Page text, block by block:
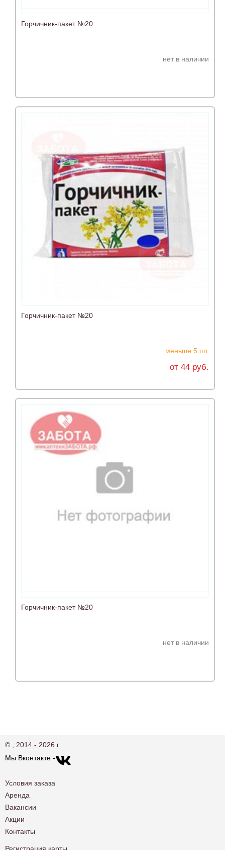
Горчичник-пакет №20
нет в наличии
Горчичник-пакет №20
меньше 5 шт.
от 44 руб.
Горчичник-пакет №20
нет в наличии
© , 2014 - 2026 г.
Мы Вконтакте -
Условия заказа
Аренда
Вакансии
Акции
Контакты